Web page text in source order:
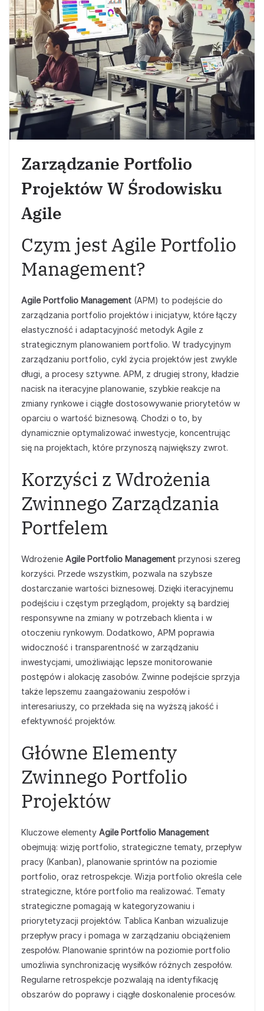
Zarządzanie Portfolio
Projektów W Środowisku
Agile
Czym jest Agile Portfolio
Management?
Agile Portfolio Management (APM) to podejście do
zarządzania portfolio projektów i inicjatyw, które łączy
elastyczność i adaptacyjność metodyk Agile z
strategicznym planowaniem portfolio. W tradycyjnym
zarządzaniu portfolio, cykl życia projektów jest zwykle
długi, a procesy sztywne. APM, z drugiej strony, kładzie
nacisk na iteracyjne planowanie, szybkie reakcje na
zmiany rynkowe i ciągłe dostosowywanie priorytetów w
oparciu o wartość biznesową. Chodzi o to, by
dynamicznie optymalizować inwestycje, koncentrując
się na projektach, które przynoszą największy zwrot.
Korzyści z Wdrożenia
Zwinnego Zarządzania
Portfelem
Wdrożenie Agile Portfolio Management przynosi szereg
korzyści. Przede wszystkim, pozwala na szybsze
dostarczanie wartości biznesowej. Dzięki iteracyjnemu
podejściu i częstym przeglądom, projekty są bardziej
responsywne na zmiany w potrzebach klienta i w
otoczeniu rynkowym. Dodatkowo, APM poprawia
widoczność i transparentność w zarządzaniu
inwestycjami, umożliwiając lepsze monitorowanie
postępów i alokację zasobów. Zwinne podejście sprzyja
także lepszemu zaangażowaniu zespołów i
interesariuszy, co przekłada się na wyższą jakość i
efektywność projektów.
Główne Elementy
Zwinnego Portfolio
Projektów
Kluczowe elementy Agile Portfolio Management
obejmują: wizję portfolio, strategiczne tematy, przepływ
pracy (Kanban), planowanie sprintów na poziomie
portfolio, oraz retrospekcje. Wizja portfolio określa cele
strategiczne, które portfolio ma realizować. Tematy
strategiczne pomagają w kategoryzowaniu i
priorytetyzacji projektów. Tablica Kanban wizualizuje
przepływ pracy i pomaga w zarządzaniu obciążeniem
zespołów. Planowanie sprintów na poziomie portfolio
umożliwia synchronizację wysiłków różnych zespołów.
Regularne retrospekcje pozwalają na identyfikację
obszarów do poprawy i ciągłe doskonalenie procesów.